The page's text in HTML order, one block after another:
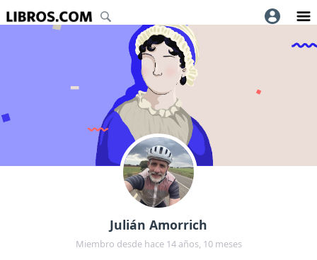
Julián Amorrich
Miembro desde hace 14 años, 10 meses